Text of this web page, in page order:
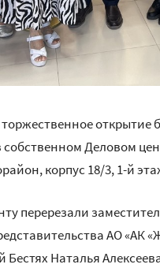
Деловом
корпус 18/3, 1-й
перерезали
АО «АК
Наталья